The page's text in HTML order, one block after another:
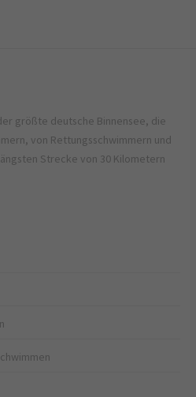
größte deutsche Binnensee, die
von Rettungsschwimmern und
Strecke von 30 Kilometern